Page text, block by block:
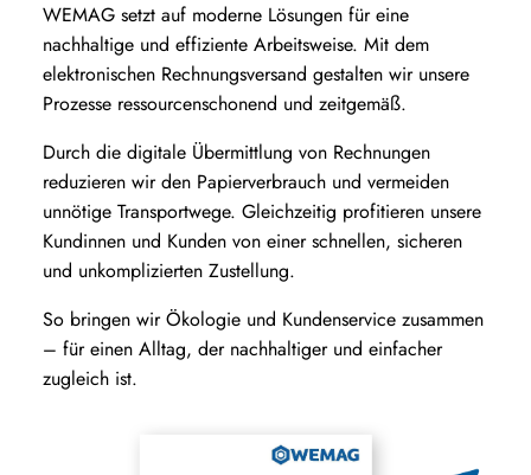
WEMAG setzt auf moderne Lösungen für eine
nachhaltige und effiziente Arbeitsweise. Mit dem
elektronischen Rechnungsversand gestalten wir unsere
Prozesse ressourcenschonend und zeitgemäß.
Durch die digitale Übermittlung von Rechnungen
reduzieren wir den Papierverbrauch und vermeiden
unnötige Transportwege. Gleichzeitig profitieren unsere
Kundinnen und Kunden von einer schnellen, sicheren
und unkomplizierten Zustellung.
So bringen wir Ökologie und Kundenservice zusammen
– für einen Alltag, der nachhaltiger und einfacher
zugleich ist.